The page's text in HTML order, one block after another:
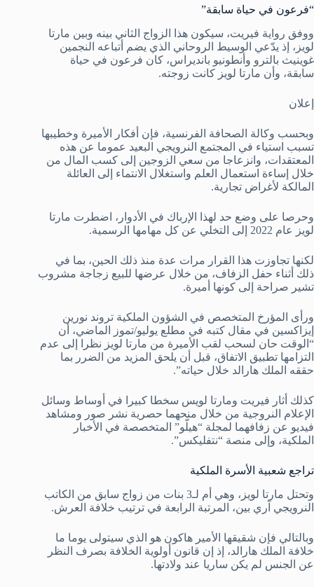
“فرعون في حياة سابقة”
ووفق رواية فيريت، سيكون هذا الزواج الثاني بينه وبين مارتا
لويز، إذ يدّعي الوسيط الروحاني الذي يضم أتباعه النجمين
غوينيث بالترو وأنطونيو بانديراس، كان فرعون في حياة
سابقة، وأن مارتا لويز كانت زوجته.
إعلان
وبحسب وكالة الصحافة الفرنسية، فإن أفكار الأميرة وخطيبها
تسبب استياء في المجتمع النرويجي البعيد عموما عن هذه
المعتقدات، وانزعاجا من سعي الزوجين إلى كسب المال من
خلال إساءة استعمال العلم واستغلال الانتماء إلى العائلة
المالكة لأغراض تجارية.
وحرصا على وضع حد لهذا الإرباك في الأدوار، اضطرت مارتا
لويز عام 2022 إلى التخلي عن كل مهامها الرسمية.
لكنها تجاوزت هذا القرار مرات عدة منذ ذلك الحين، بما في
ذلك أثناء حفل الزفاف، من خلال عرضها للبيع زجاجة مشروب
تشير صراحة إلى كونها أميرة.
ورأى المؤرخ المتخصص في الشؤون الملكية تروند نورين
إيزاكسين في مقال كتبه في مطلع يوليو/تموز الماضي، أن
“الوقت حان لسحب لقب الأميرة من مارتا لويز نظرا إلى عدم
التزامها تطبيق الاتفاق، قبل أن يلحق المزيد من الضرر بما
حققه الملك هارالد خلال حياته”.
كذلك أثار فيريت ومارتا لويس سخطا كبيرا في أوساط وسائل
الإعلام النروجية من خلال منحهما حصرية نشر صور ومشاهد
فيديو عن زفافهما لمجلة “هيلّو” المتخصصة في الأخبار
الملكية، وإلى منصة “نتفليكس”.
تراجع شعبية الأسرة الملكية
وتحتل مارتا لويز، وهي أم لـ3 بنات من زواج سابق من الكاتب
النرويجي آري بين، المرتبة الرابعة في ترتيب خلافة العرش.
وبالتالي فإن شقيقها الأمير هاكون هو الذي سيتولى يوما ما
خلافة الملك هارالد، إذ إن قانون أولوية الخلافة بصرف النظر
عن الجنس لم يكن ساريا عند ولادتها.